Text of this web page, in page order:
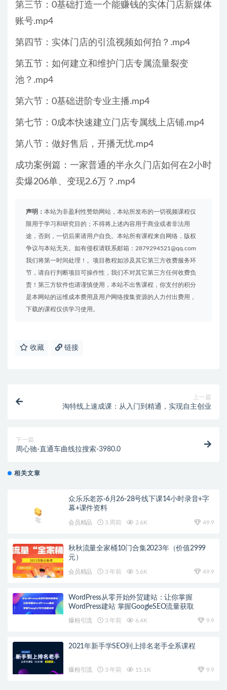
第三节：0基础打造一个能赚钱的实体门店新媒体
账号.mp4
第四节：实体门店的引流视频如何拍？.mp4
第五节：如何建立和维护门店专属流量裂变
池？.mp4
第六节：0基础进阶专业主播.mp4
第七节：0成本快速建立门店专属线上店铺.mp4
第八节：做好售后，开播无忧.mp4
成功案例篇：一家普通的半永久门店如何在2小时
卖爆206单、变现2.6万？.mp4
声明： 本站为非盈利性赞助网站，本站所发布的一切视频课程仅
限用于学习和研究目的；不得将上述内容用于商业或者非法用
途，否则，一切后果请用户自负。本站所有课程来自网络，版权
争议与本站无关。如有侵权请联系邮箱：2879294521@qq.com
我们将第一时间处理！。项目教程如涉及其它第三方收费服务环
节，请自行判断项目可操作性，我们不对其它第三方任何收费负
责！第三方软件也请谨慎使用，本站不出售课程，你支付的积分
是本网站的运维成本费用及用户网络搜集资源的人力付出费用，
下载的课程仅供学习使用。
收藏 链接
上一篇
淘特线上速成课：从入门到精通，实现自主创业
下一篇
周心驰-直通车曲线拉搜索-3980.0
相关文章
众乐乐老苏·6月26-28号线下课14小时录音+字
幕+课件资料
会员精品 3 周前 2.6K 49.9
秋秋流量全家桶10门合集2023年（价值2999
元）
会员精品 3 年前 5.6K 49.9
WordPress从零开始外贸建站：让你掌握
WordPress建站 掌握GoogleSEO流量获取
爆粉引流 3 年前 6.4K 9.9
2021年新手学SEO到上排名老手全系课程
爆粉引流 3 年前 15.1K 9.9